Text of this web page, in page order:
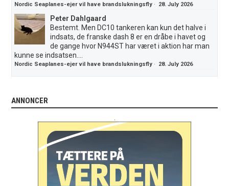
Nordic Seaplanes-ejer vil have brandslukningsfly · 28. July 2026
Peter Dahlgaard
Bestemt. Men DC10 tankeren kan kun det halve i
indsats, de franske dash 8 er en dråbe i havet og
de gange hvor N944ST har været i aktion har man
kunne se indsatsen....
Nordic Seaplanes-ejer vil have brandslukningsfly · 28. July 2026
ANNONCER